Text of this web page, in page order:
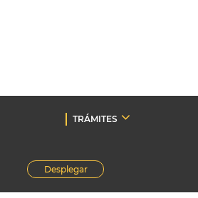
TRÁMITES
Desplegar